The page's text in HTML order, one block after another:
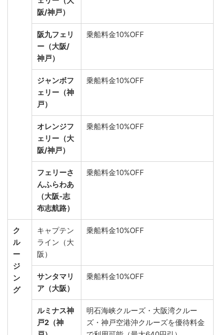
阪/神戸）
阪九フェリ
ー（大阪/
神戸）
乗船料金10%OFF
ジャンボフ
ェリー（神
戸）
乗船料金10%OFF
オレンジフ
ェリー（大
阪/神戸）
乗船料金10%OFF
フェリーさ
んふらわあ
（大阪-志
布志航路）
乗船料金10%OFF
ク
ル
ー
ジ
ン
グ
キャプテン
ライン（大
阪）
乗船料金10%OFF
サンタマリ
ア（大阪）
乗船料金10%OFF
ルミナス神
戸2（神
明石海峡クルーズ・大阪湾クルー
ズ・神戸空港沖クルーズを優待料金